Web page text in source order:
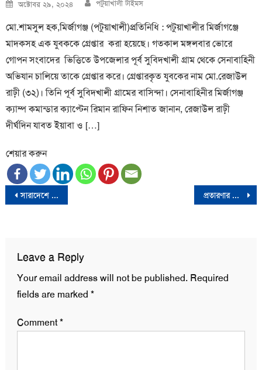
on
অক্টোবর ২৯, ২০২৪ পটুয়াখালী টাইমস
মো.শামসুল হক,মির্জাগঞ্জ (পটুয়াখালী)প্রতিনিধি : পটুয়াখালীর মির্জাগঞ্জে
মাদকসহ এক যুবককে গ্রেপ্তার করা হয়েছে। গতকাল মঙ্গলবার ভোরে
গোপন সংবাদের ভিত্তিতে উপজেলার পূর্ব সুবিদখালী গ্রাম থেকে সেনাবাহিনী
অভিযান চালিয়ে তাকে গ্রেপ্তার করে। গ্রেপ্তারকৃত যুবকের নাম মো.রেজাউল
রাঢ়ী (৩২)। তিনি পূর্ব সুবিদখালী গ্রামের বাসিন্দা। সেনাবাহিনীর মির্জাগঞ্জ
ক্যাম্প কমান্ডার ক্যাপ্টেন রিমান রাফিন নিশাত জানান, রেজাউল রাঢ়ী
দীর্ঘদিন যাবত ইয়াবা ও […]
শেয়ার করুন
Post
সারাদেশে বিএনপির লিফলেট বিতরণ প্রতারণার মামলায় ট্রাম্পকে ৩৫ কোটি ৪৯ লাখ ডলার জরিমানা
Leave a Reply
Your email address will not be published. Required
fields are marked *
Comment*